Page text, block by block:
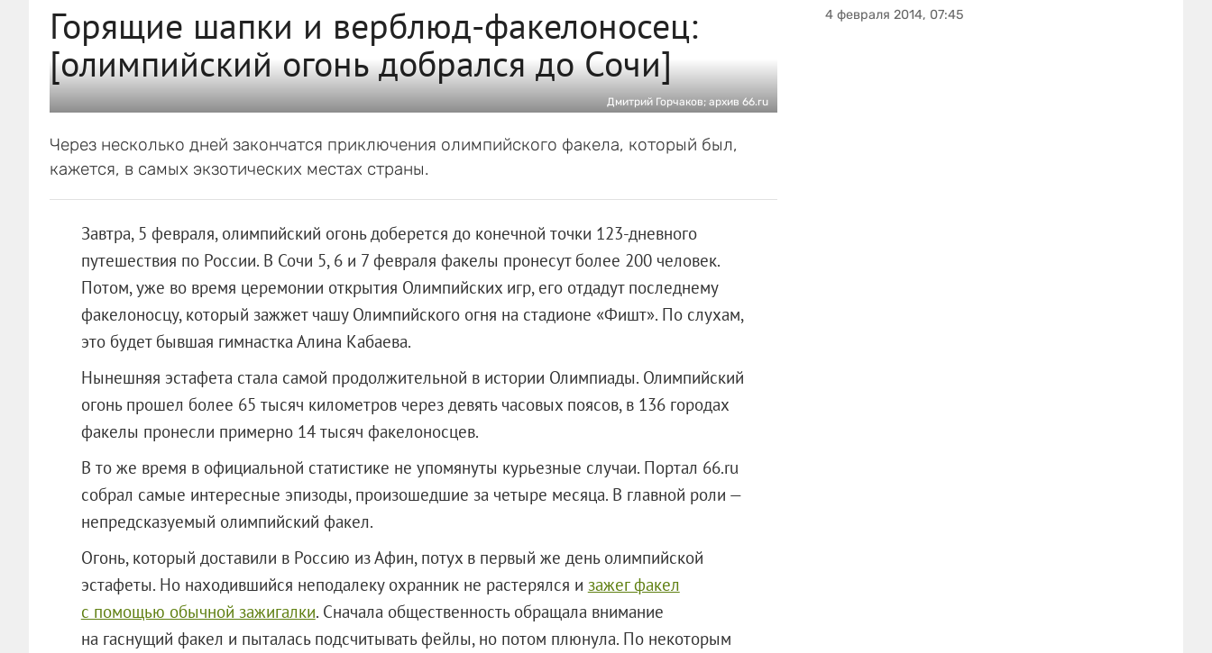
Горящие шапки и верблюд-факелоносец:
[олимпийский огонь добрался до Сочи]
Дмитрий Горчаков; архив 66.ru
Через несколько дней закончатся приключения олимпийского факела, который был,
кажется, в самых экзотических местах страны.
Завтра, 5 февраля, олимпийский огонь доберется до конечной точки 123-дневного
путешествия по России. В Сочи 5, 6 и 7 февраля факелы пронесут более 200 человек.
Потом, уже во время церемонии открытия Олимпийских игр, его отдадут последнему
факелоносцу, который зажжет чашу Олимпийского огня на стадионе «Фишт». По слухам,
это будет бывшая гимнастка Алина Кабаева.
Нынешняя эстафета стала самой продолжительной в истории Олимпиады. Олимпийский
огонь прошел более 65 тысяч километров через девять часовых поясов, в 136 городах
факелы пронесли примерно 14 тысяч факелоносцев.
В то же время в официальной статистике не упомянуты курьезные случаи. Портал 66.ru
собрал самые интересные эпизоды, произошедшие за четыре месяца. В главной роли —
непредсказуемый олимпийский факел.
Огонь, который доставили в Россию из Афин, потух в первый же день олимпийской
эстафеты. Но находившийся неподалеку охранник не растерялся и зажег факел
с помощью обычной зажигалки. Сначала общественность обращала внимание
на гаснущий факел и пыталась подсчитывать фейлы, но потом плюнула. По некоторым
4 февраля 2014, 07:45